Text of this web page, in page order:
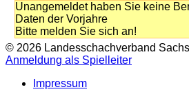
Unangemeldet haben Sie keine
Daten der Vorjahre
Bitte melden Sie sich an!
© 2026 Landesschachverband
Anmeldung als Spielleiter
Impressum